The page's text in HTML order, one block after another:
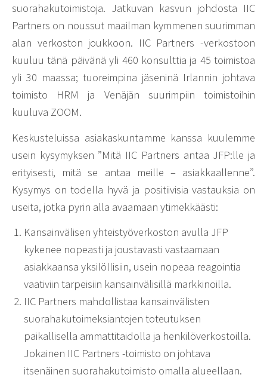
suorahakutoimistoja. Jatkuvan kasvun johdosta IIC
Partners on noussut maailman kymmenen suurimman
alan verkoston joukkoon. IIC Partners -verkostoon
kuuluu tänä päivänä yli 460 konsulttia ja 45 toimistoa
yli 30 maassa; tuoreimpina jäseninä Irlannin johtava
toimisto HRM ja Venäjän suurimpiin toimistoihin
kuuluva ZOOM.
Keskusteluissa asiakaskuntamme kanssa kuulemme
usein kysymyksen ”Mitä IIC Partners antaa JFP:lle ja
erityisesti, mitä se antaa meille – asiakkaallenne”.
Kysymys on todella hyvä ja positiivisia vastauksia on
useita, jotka pyrin alla avaamaan ytimekkäästi:
Kansainvälisen yhteistyöverkoston avulla JFP
kykenee nopeasti ja joustavasti vastaamaan
asiakkaansa yksilöllisiin, usein nopeaa reagointia
vaativiin tarpeisiin kansainvälisillä markkinoilla.
IIC Partners mahdollistaa kansainvälisten
suorahakutoimeksiantojen toteutuksen
paikallisella ammattitaidolla ja henkilöverkostoilla.
Jokainen IIC Partners -toimisto on johtava
itsenäinen suorahakutoimisto omalla alueellaan.